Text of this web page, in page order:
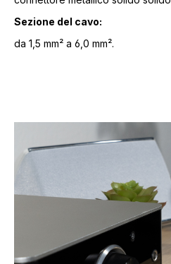
Sezione del cavo:
da 1,5 mm² a 6,0 mm².